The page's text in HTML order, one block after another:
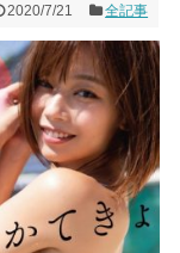
2020/7/21 全記事